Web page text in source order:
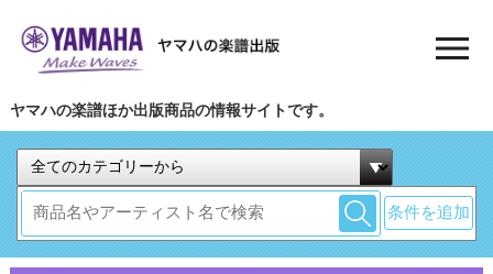
ヤマハの楽譜ほか出版商品の情報サイトです。
条件を追加